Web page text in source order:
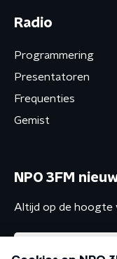
Radio
Programmering
Presentatoren
Frequenties
Gemist
NPO 3FM
Altijd op de hoogte